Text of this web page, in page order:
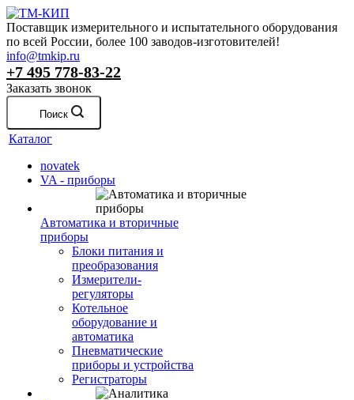
Поставщик измерительного и испытательного оборудования
по всей России, более 100 заводов-изготовителей!
info@tmkip.ru
+7 495 778-83-22
Заказать звонок
Поиск
Каталог
novatek
VA - приборы
Автоматика и вторичные
приборы
Блоки питания и
преобразования
Измерители-
регуляторы
Котельное
оборудование и
автоматика
Пневматические
приборы и устройства
Регистраторы